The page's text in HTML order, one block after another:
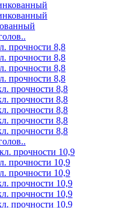
прочности 8,8
прочности 8,8
прочности 8,8
прочности 8,8
прочности 8,8
прочности 8,8
прочности 8,8
прочности 8,8
прочности 8,8
прочности 10,9
прочности 10,9
прочности 10,9
прочности 10,9
прочности 10,9
прочности 10,9